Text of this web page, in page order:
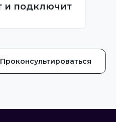
и подключит
Проконсультироваться